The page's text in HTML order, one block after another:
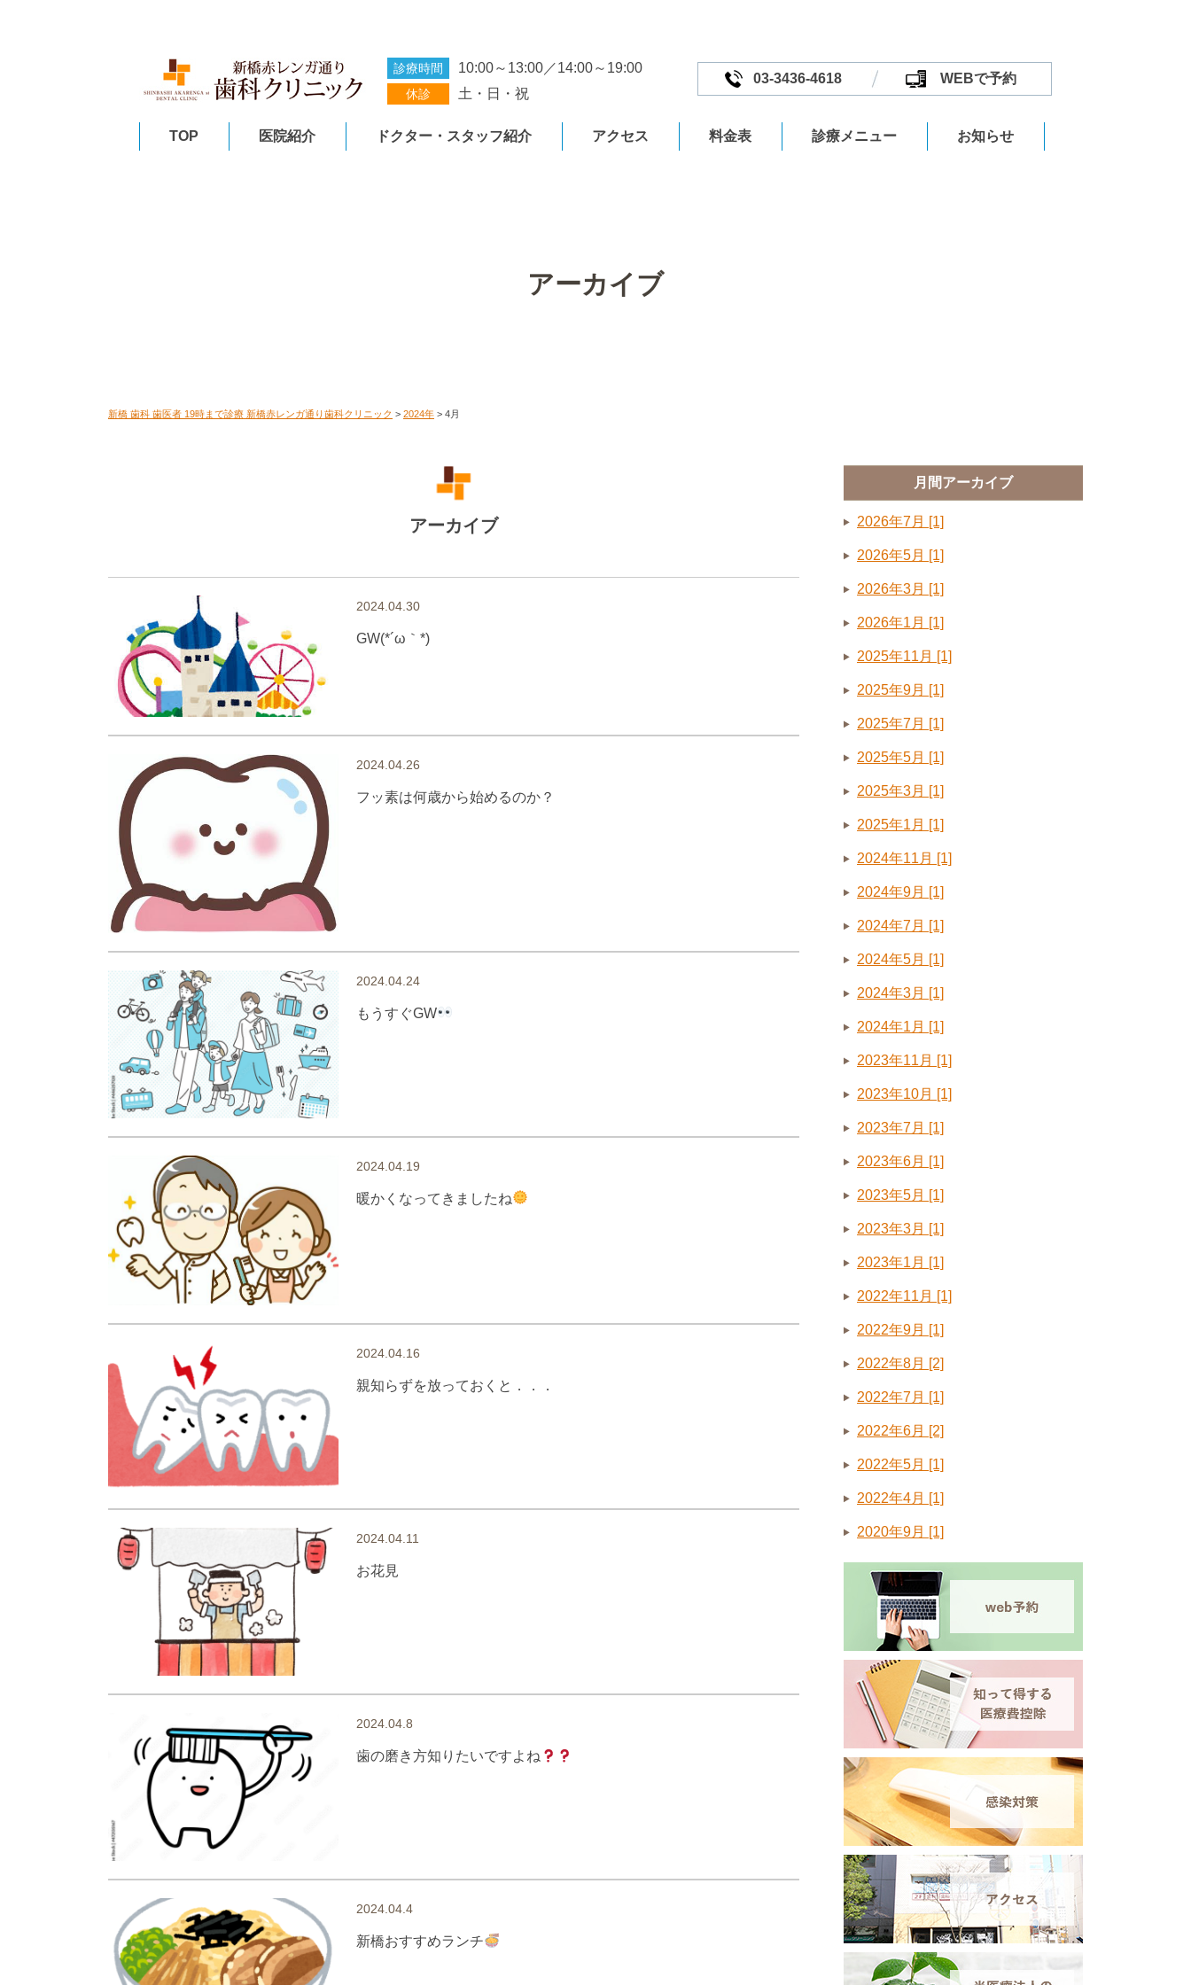
診療時間 10:00～13:00／14:00～19:00
休診 土・日・祝
03-3436-4618 WEBで予約
TOP 医院紹介 ドクター・スタッフ紹介 アクセス 料金表 診療メニュー お知らせ
アーカイブ
新橋 歯科 歯医者 19時まで診療 新橋赤レンガ通り歯科クリニック > 2024年 > 4月
アーカイブ
2024.04.30
GW(*´ω｀*)
2024.04.26
フッ素は何歳から始めるのか？
2024.04.24
もうすぐGW
2024.04.19
暖かくなってきましたね
2024.04.16
親知らずを放っておくと．．．
2024.04.11
お花見
2024.04.8
歯の磨き方知りたいですよね
2024.04.4
新橋おすすめランチ
月間アーカイブ
2026年7月 [1]
2026年5月 [1]
2026年3月 [1]
2026年1月 [1]
2025年11月 [1]
2025年9月 [1]
2025年7月 [1]
2025年5月 [1]
2025年3月 [1]
2025年1月 [1]
2024年11月 [1]
2024年9月 [1]
2024年7月 [1]
2024年5月 [1]
2024年3月 [1]
2024年1月 [1]
2023年11月 [1]
2023年10月 [1]
2023年7月 [1]
2023年6月 [1]
2023年5月 [1]
2023年3月 [1]
2023年1月 [1]
2022年11月 [1]
2022年9月 [1]
2022年8月 [2]
2022年7月 [1]
2022年6月 [2]
2022年5月 [1]
2022年4月 [1]
2020年9月 [1]